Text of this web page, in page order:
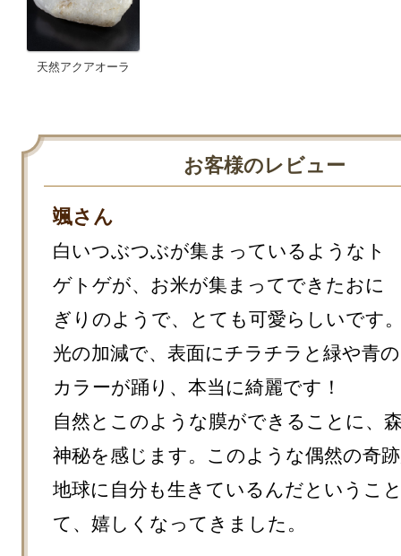
天然アクアオーラ
お客様のレビュー
颯さん
白いつぶつぶが集まっているようなト
ゲトゲが、お米が集まってできたおに
ぎりのようで、とても可愛らしいです
光の加減で、表面にチラチラと緑や青
カラーが踊り、本当に綺麗です！
自然とこのような膜ができることに、
神秘を感じます。このような偶然の奇
地球に自分も生きているんだというこ
て、嬉しくなってきました。